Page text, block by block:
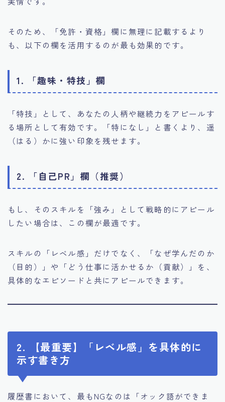
そのため、「免許・資格」欄に無理に記載するより
も、以下の欄を活用するのが最も効果的です。
1. 「趣味・特技」欄
「特技」として、あなたの人柄や継続力をアピールす
る場所として有効です。「特になし」と書くより、遥
（はる）かに強い印象を残せます。
2. 「自己PR」欄（推奨）
もし、そのスキルを「強み」として戦略的にアピール
したい場合は、この欄が最適です。
スキルの「レベル感」だけでなく、「なぜ学んだのか
（目的）」や「どう仕事に活かせるか（貢献）」を、
具体的なエピソードと共にアピールできます。
2. 【最重要】「レベル感」を具体的に
示す書き方
履歴書において、最もNGなのは「オック語ができま